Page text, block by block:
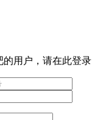
的用户，请在此登录